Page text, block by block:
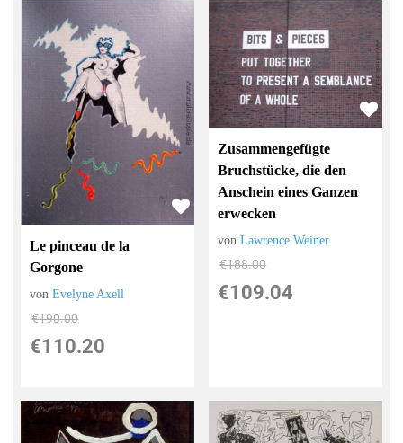
Le pinceau de la
Gorgone
vonEvelyne Axell
€190.00
€110.20
Zusammengefügte
Bruchstücke, die den
Anschein eines Ganzen
erwecken
vonLawrence Weiner
€188.00
€109.04